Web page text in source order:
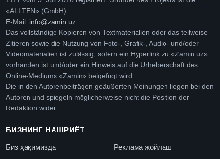
«ALLTEN» (GmbH).
E-Mail: info@zamin.uz
Das vollständige Kopieren von Textmaterialien oder das teilweise
Zitieren sowie die Nutzung von Foto-, Grafik-, Audio- und/oder
Videomaterialien ist zulässig, sofern ein Hyperlink zu «Zamin.uz»
vorhanden ist und/oder ein Hinweis auf die Urheberschaft des
Online-Mediums «Zamin» beigefügt wird.
Die in den Autorenbeiträgen geäußerten Meinungen liegen bei den
Autoren und spiegeln möglicherweise nicht die Position der
Redaktion wider.
БИЗНИНГ НАШРИЁТ
Биз ҳақимизда Реклама жойлаш